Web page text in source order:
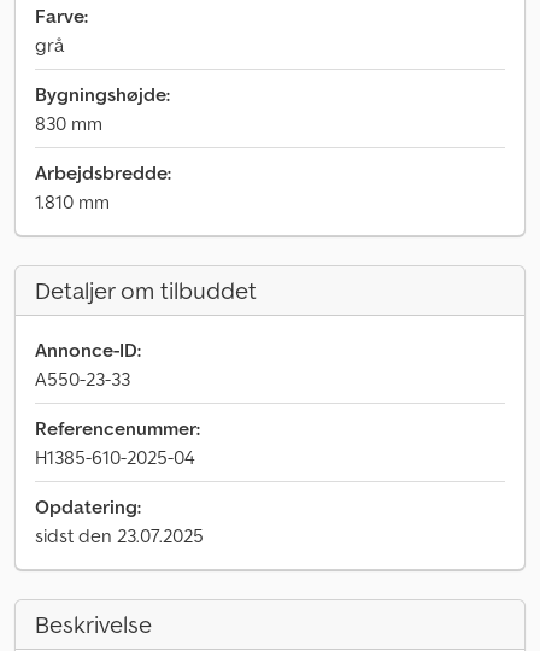
Farve:
grå
Bygningshøjde:
830 mm
Arbejdsbredde:
1.810 mm
Detaljer om tilbuddet
Annonce-ID:
A550-23-33
Referencenummer:
H1385-610-2025-04
Opdatering:
sidst den 23.07.2025
Beskrivelse